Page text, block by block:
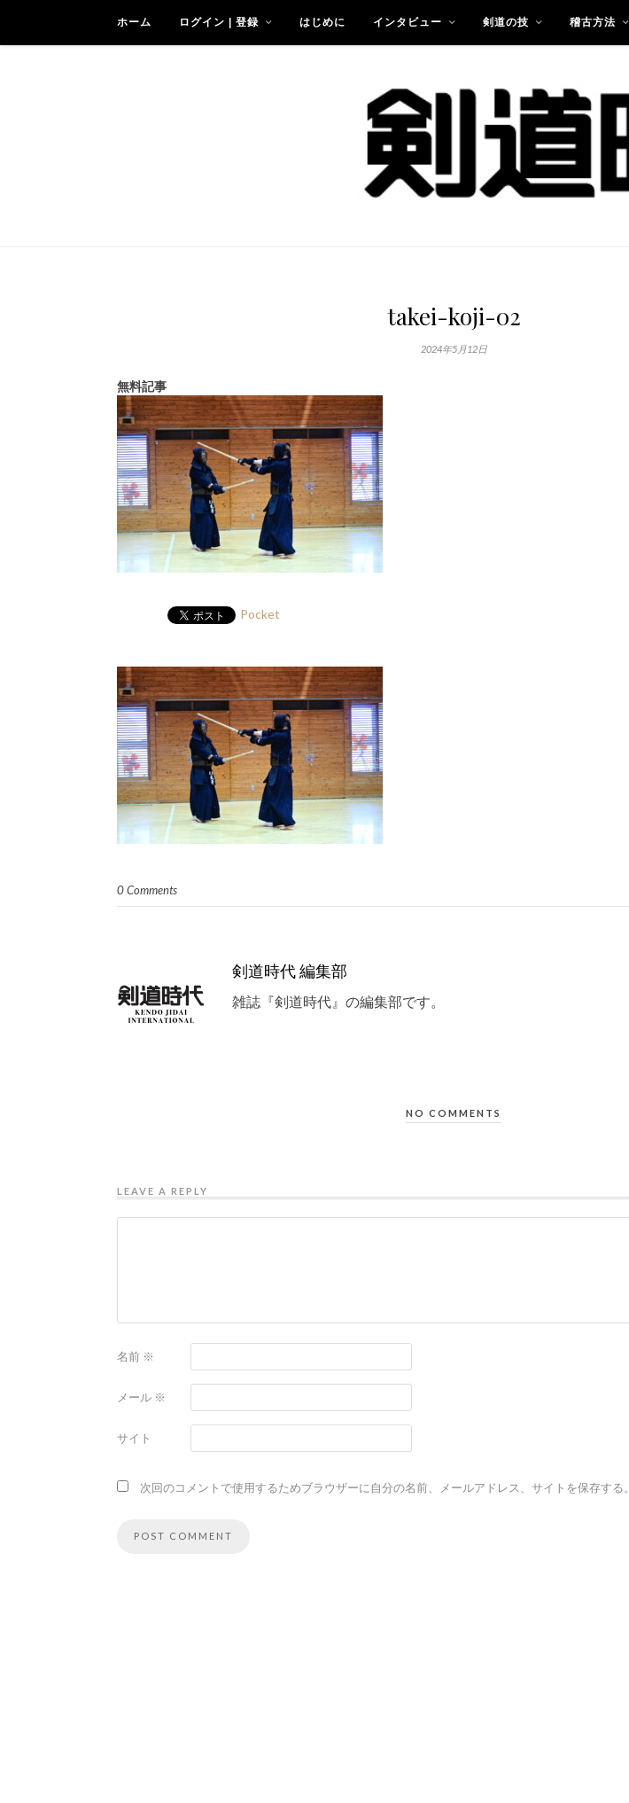
ホーム ログイン | 登録 はじめに インタビュー 剣道の技 稽古方法
takei-koji-02
2024年5月12日
無料記事
Pocket
0 Comments
剣道時代 編集部
雑誌『剣道時代』の編集部です。
NO COMMENTS
LEAVE A REPLY
名前 ※
メール ※
サイト
次回のコメントで使用するためブラウザーに自分の名前、メールアドレス、サイトを保存する。